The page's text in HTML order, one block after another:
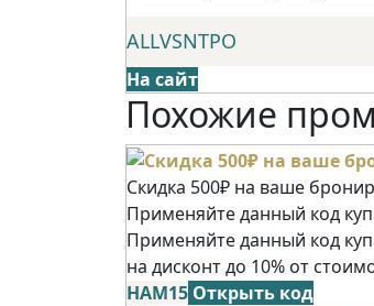
ALLVSNTPO
На сайт
Похожие
Скидка 500₽ на ваше
Применяйте данный код
Применяйте данный код
на дисконт до 10% от
НАМ15 Открыть код